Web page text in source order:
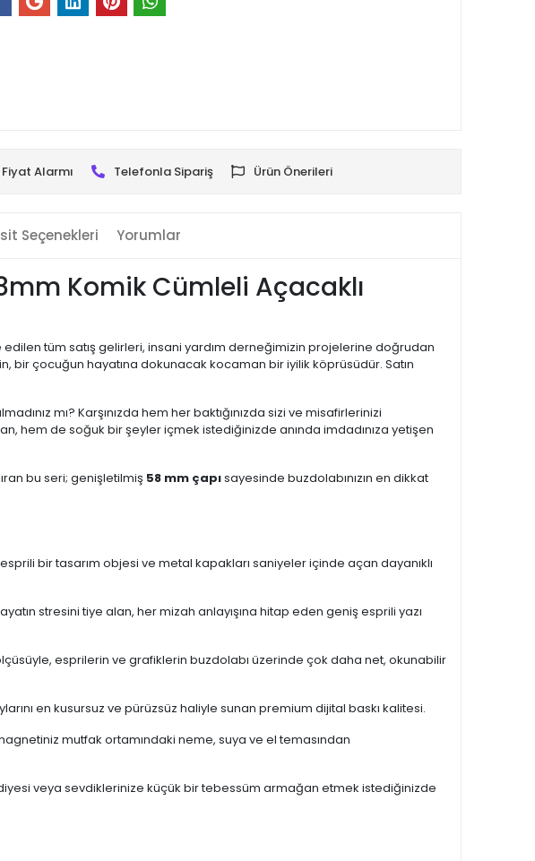
Fiyat Alarmı Telefonla Sipariş Ürün Önerileri
Seçenekleri Yorumlar
Komik Cümleli Açacaklı
tüm satış gelirleri, insani yardım derneğimizin projelerine doğrudan
bir çocuğun hayatına dokunacak kocaman bir iyilik köprüsüdür. Satın
mı? Karşınızda hem her baktığınızda sizi ve misafirlerinizi
hem de soğuk bir şeyler içmek istediğinizde anında imdadınıza yetişen
bu seri; genişletilmiş 58 mm çapısayesinde buzdolabınızın en dikkat
bir tasarım objesi ve metal kapakları saniyeler içinde açan dayanıklı
stresini tiye alan, her mizah anlayışına hitap eden geniş esprili yazı
esprilerin ve grafiklerin buzdolabı üzerinde çok daha net, okunabilir
en kusursuz ve pürüzsüz haliyle sunan premium dijital baskı kalitesi.
mutfak ortamındaki neme, suya ve el temasından
veya sevdiklerinize küçük bir tebessüm armağan etmek istediğinizde